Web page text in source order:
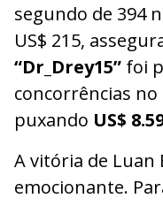
segundo de 394
US$ 215,
“Dr_Drey15” foi
concorrências no
puxando US$
A vitória de
emocionante.